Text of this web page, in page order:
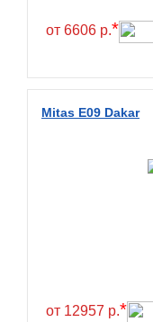
от 6606 р.*
Mitas E09 Dakar
от 12957 р.*